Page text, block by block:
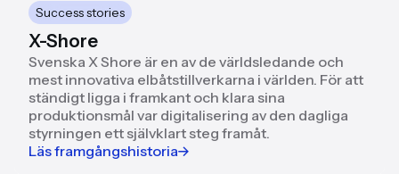
Success stories
X-Shore
Svenska X Shore är en av de världsledande och
mest innovativa elbåtstillverkarna i världen. För att
ständigt ligga i framkant och klara sina
produktionsmål var digitalisering av den dagliga
styrningen ett självklart steg framåt.
Läs framgångshistoria